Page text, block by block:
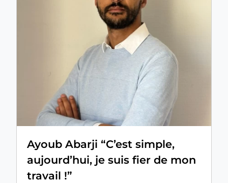
Ayoub Abarji “C’est simple,
aujourd’hui, je suis fier de mon
travail !”